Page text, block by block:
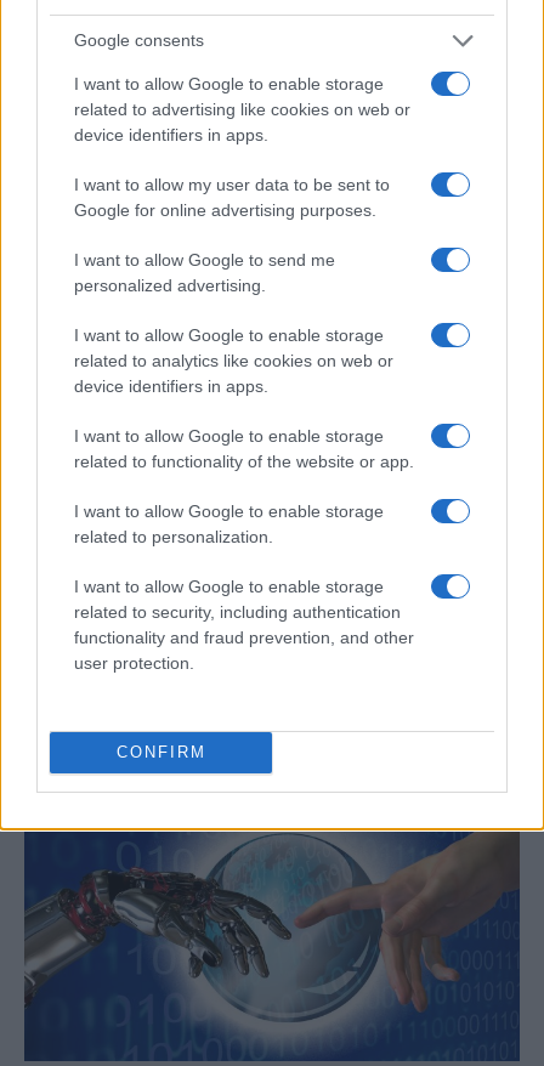
Google consents
I want to allow Google to enable storage
related to advertising like cookies on web or
device identifiers in apps.
I want to allow my user data to be sent to
Google for online advertising purposes.
I want to allow Google to send me
personalized advertising.
I want to allow Google to enable storage
related to analytics like cookies on web or
device identifiers in apps.
I want to allow Google to enable storage
related to functionality of the website or app.
I want to allow Google to enable storage
related to personalization.
I want to allow Google to enable storage
related to security, including authentication
functionality and fraud prevention, and other
user protection.
CONFIRM
Eclipse solar 2026: Todo lo que necesitas
El 8 de abril de 2026, el cielo…
CIENCIA Y TECNOLOGÍA
Guía práctica para implementar principios
éticos en inteligencia artificial
CIENCIA Y TECNOLOGÍA